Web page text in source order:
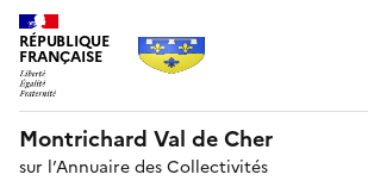
RÉPUBLIQUE
FRANÇAISE
Montrichard Val de Cher
sur l’Annuaire des Collectivités